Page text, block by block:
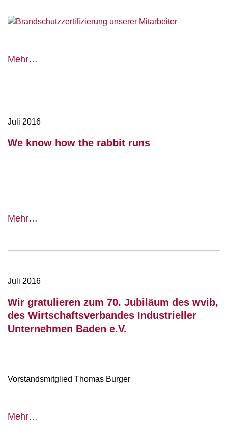
Mehr…
Juli 2016
We know how the rabbit runs
Mehr…
runs
Juli 2016
Wir gratulieren zum 70. Jubiläum des wvib,
des Wirtschaftsverbandes Industrieller
Unternehmen Baden e.V.
Vorstandsmitglied Thomas Burger
Mehr…